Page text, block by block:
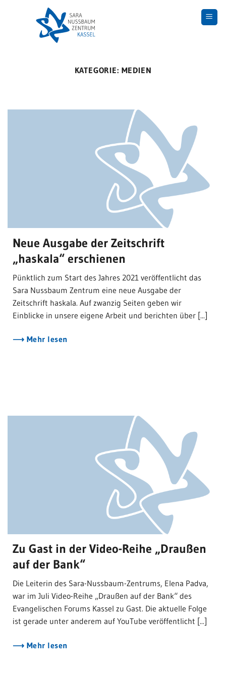
KATEGORIE: MEDIEN
Neue Ausgabe der Zeitschrift
„haskala“ erschienen
Pünktlich zum Start des Jahres 2021 veröffentlicht das
Sara Nussbaum Zentrum eine neue Ausgabe der
Zeitschrift haskala. Auf zwanzig Seiten geben wir
Einblicke in unsere eigene Arbeit und berichten über [...]
Mehr lesen
Zu Gast in der Video-Reihe „Draußen
auf der Bank“
Die Leiterin des Sara-Nussbaum-Zentrums, Elena Padva,
war im Juli Video-Reihe „Draußen auf der Bank“ des
Evangelischen Forums Kassel zu Gast. Die aktuelle Folge
ist gerade unter anderem auf YouTube veröffentlicht [...]
Mehr lesen